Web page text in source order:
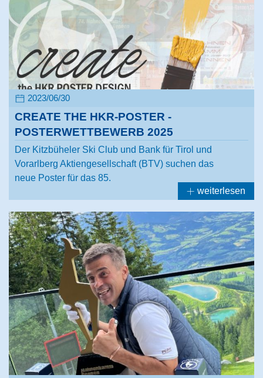
2023/06/30
CREATE THE HKR-POSTER -
POSTERWETTBEWERB 2025
Der Kitzbüheler Ski Club und Bank für Tirol und
Vorarlberg Aktiengesellschaft (BTV) suchen das
neue Poster für das 85.
weiterlesen